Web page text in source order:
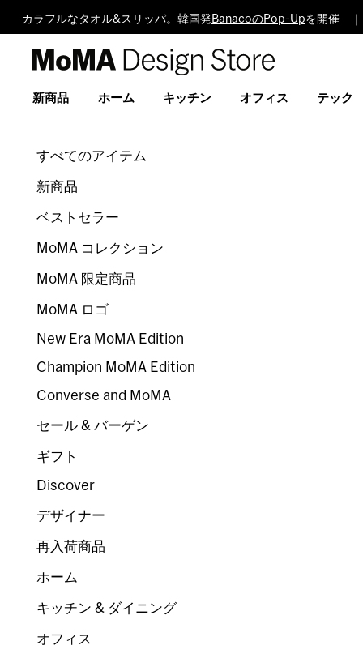
カラフルなタオル&スリッパ。韓国発 BanacoのPop-Upを開催
Design
新商品 ホーム キッチン オフィス テック
すべてのアイテム
新商品
ベストセラー
MoMA コレクション
MoMA 限定商品
MoMA ロゴ
New Era MoMA Edition
Champion MoMA Edition
Converse and MoMA
セール & バーゲン
ギフト
Discover
デザイナー
再入荷商品
ホーム
キッチン & ダイニング
オフィス